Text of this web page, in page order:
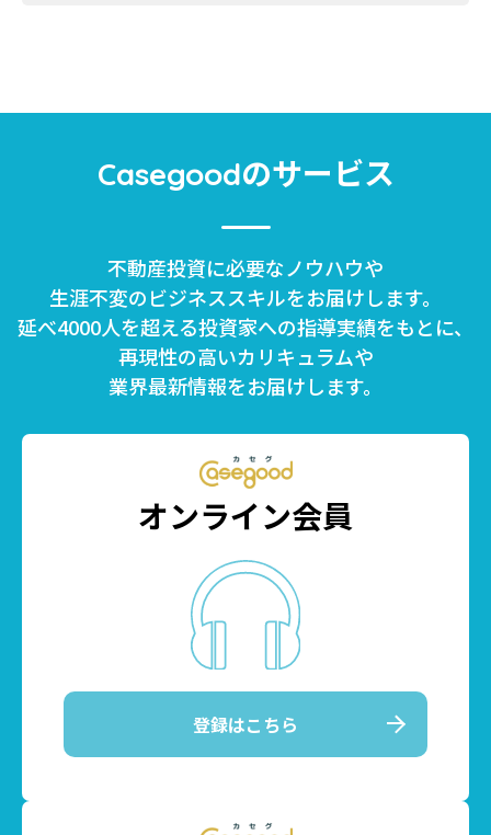
Casegoodのサービス
不動産投資に必要なノウハウや
生涯不変のビジネススキルをお届けします。
延べ4000人を超える投資家への指導実績をもとに、
再現性の高いカリキュラムや
業界最新情報をお届けします。
オンライン会員
登録はこちら